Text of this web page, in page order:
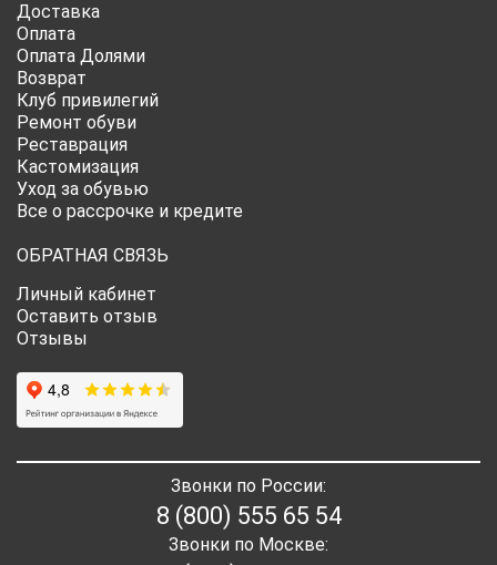
Доставка
Оплата
Оплата Долями
Возврат
Клуб привилегий
Ремонт обуви
Реставрация
Кастомизация
Уход за обувью
Все о рассрочке и кредите
ОБРАТНАЯ СВЯЗЬ
Личный кабинет
Оставить отзыв
Отзывы
Звонки по России:
8 (800) 555 65 54
Звонки по Москве: